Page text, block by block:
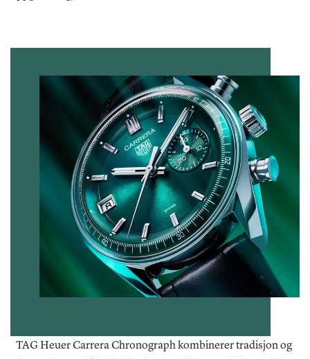
TAG Heuer Carrera Chronograph kombinerer tradisjon og